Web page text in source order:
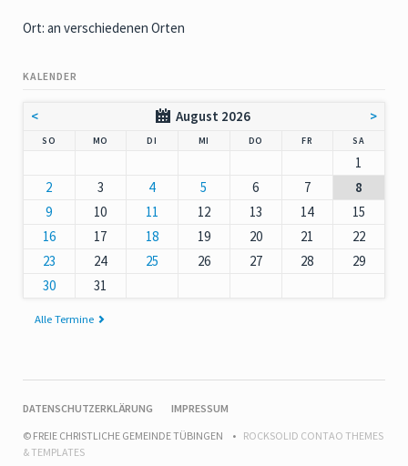
Ort: an verschiedenen Orten
KALENDER
< August 2026 >
SO MO DI MI DO NNERSTAG
FR SAMSTAG
1
2
3 4 5 6 7
8
9
10 11 12 13 14
15
16
17 18 19 20 21
22
23
24 25 26 27 28
29
30
31
Alle Termine
NAVIGATION
DATENSCHUTZERKLÄRUNG
IMPRESSUM
© FREIE CHRISTLICHE GEMEINDE TÜBINGEN
ROCKSOLID CONTAO THEMES
& TEMPLATES